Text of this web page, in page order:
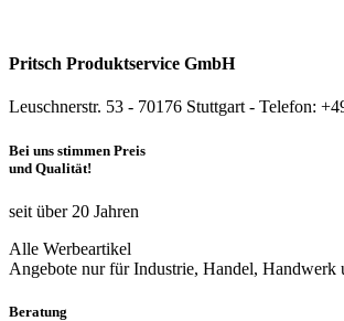
Pritsch Produktservice GmbH
Leuschnerstr. 53 - 70176 Stuttgart - Telefon:
Bei uns stimmen Preis
und Qualität!
seit über 20 Jahren
Alle Werbeartikel
Angebote nur für Industrie, Handel, Handwerk
Beratung